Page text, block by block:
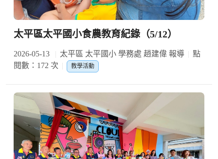
太平區太平國小食農教育紀錄（5/12）
2026-05-13 太平區 太平國小 學務處 趙建偉 報導
點
閱數：172 次
教學活動